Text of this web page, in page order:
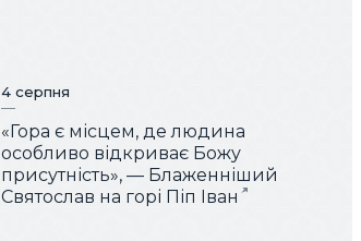
4 серпня
«Гора є місцем, де людина
особливо відкриває Божу
присутність», — Блаженніший
Святослав на горі Піп Іван